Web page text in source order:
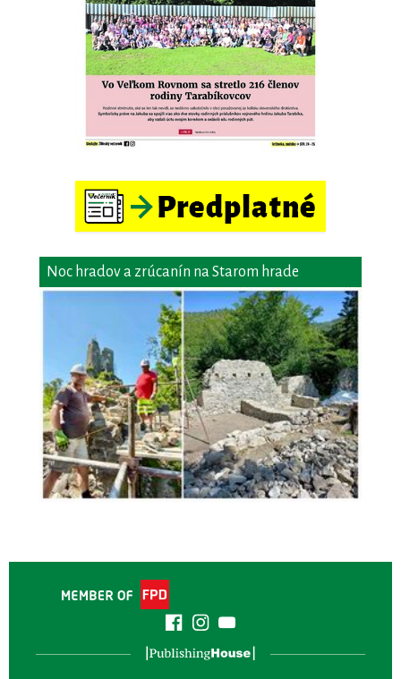
Noc hradov a zrúcanín na Starom hrade